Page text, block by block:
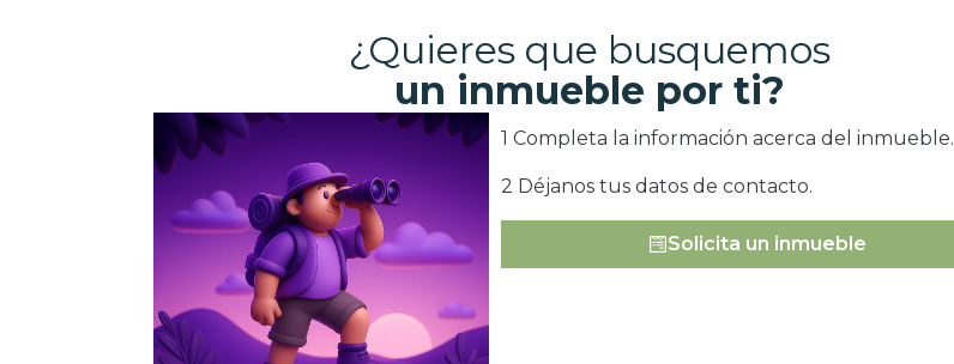
¿Quieres que busquemos
un inmueble por ti?
1 Completa la información acerca del inmueble.
2 Déjanos tus datos de contacto.
Solicita un inmueble